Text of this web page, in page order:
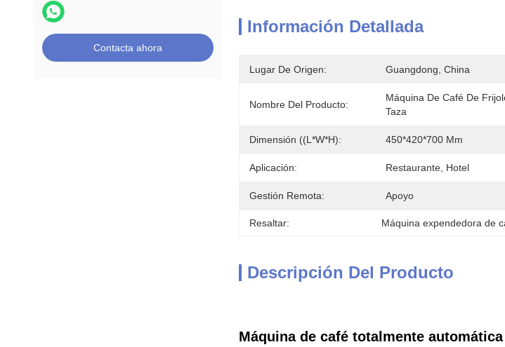
Contacta ahora
Información Detallada
Lugar De Origen: Guangdong, China
Nombre Del Producto:
Máquina De Café De
Taza
Dimensión ((L*W*H): 450*420*700 Mm
Aplicación: Restaurante, Hotel
Gestión Remota: Apoyo
Resaltar: Máquina expendedora de
Descripción Del Producto
Máquina de café totalmente